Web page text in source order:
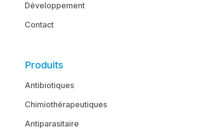
Développement
Contact
Produits
Antibiotiques
Chimiothérapeutiques
Antiparasitaire